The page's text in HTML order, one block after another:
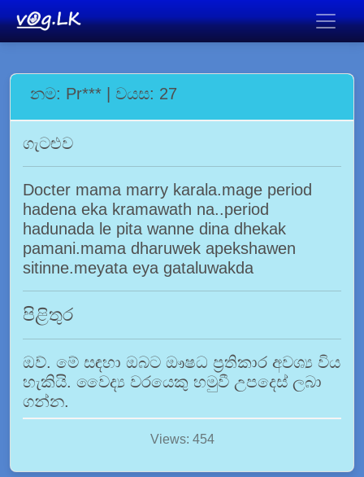
නම: Pr*** | වයස: 27
ගැටළුව
Docter mama marry karala.mage period
hadena eka kramawath na..period
hadunada le pita wanne dina dhekak
pamani.mama dharuwek apekshawen
sitinne.meyata eya gataluwakda
පිළිතුර
ඔව්. මේ සඳහා ඔබට ඖෂධ ප්‍රතිකාර අවශ්‍ය විය
හැකියි. වෛද්‍ය වරයෙකු හමුවී උපදෙස් ලබා
ගන්න.
Views: 454